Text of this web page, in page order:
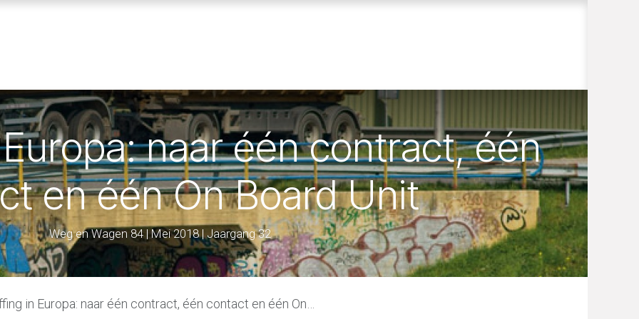
naar één contract, één
en één On Board Unit
Weg en Wagen 84 | Mei 2018 | Jaargang 32
in Europa: naar één contract, één contact en één On Board Unit